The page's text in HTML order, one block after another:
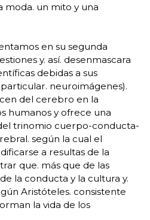
un mito y una
en su segunda
y. así. desenmascara
debidas a sus
neuroimágenes).
del cerebro en la
humanos y ofrece una
trinomio cuerpo-conducta-
según la cual el
a resultas de la
que. más que de las
la conducta y la cultura y.
Aristóteles. consistente
la vida de los